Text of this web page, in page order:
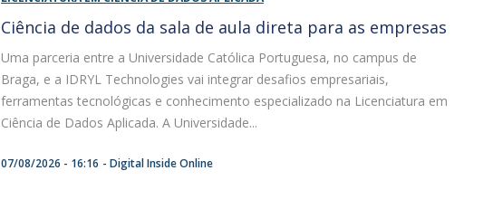
Ciência de dados da sala de aula direta para as empresas
Uma parceria entre a Universidade Católica Portuguesa, no campus de
Braga, e a IDRYL Technologies vai integrar desafios empresariais,
ferramentas tecnológicas e conhecimento especializado na Licenciatura em
Ciência de Dados Aplicada. A Universidade...
07/08/2026 - 16:16 Digital Inside Online